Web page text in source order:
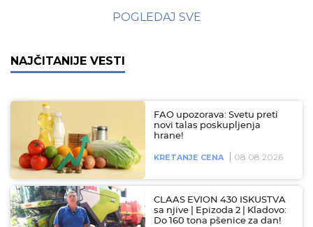
POGLEDAJ SVE
NAJČITANIJE VESTI
FAO upozorava: Svetu preti
novi talas poskupljenja
hrane!
KRETANJE CENA 08.08.2026
CLAAS EVION 430 ISKUSTVA
sa njive | Epizoda 2 | Kladovo:
Do 160 tona pšenice za dan!